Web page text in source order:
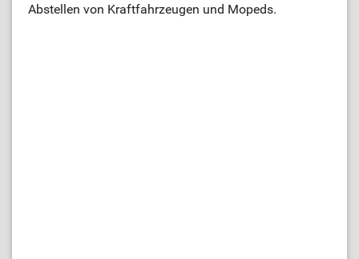
Abstellen von Kraftfahrzeugen und Mopeds.